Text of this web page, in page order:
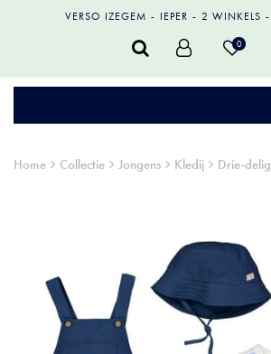
VERSO IZEGEM IEPER 2 WINKELS
0
Home Collectie Jongens Kledij Drie-delig